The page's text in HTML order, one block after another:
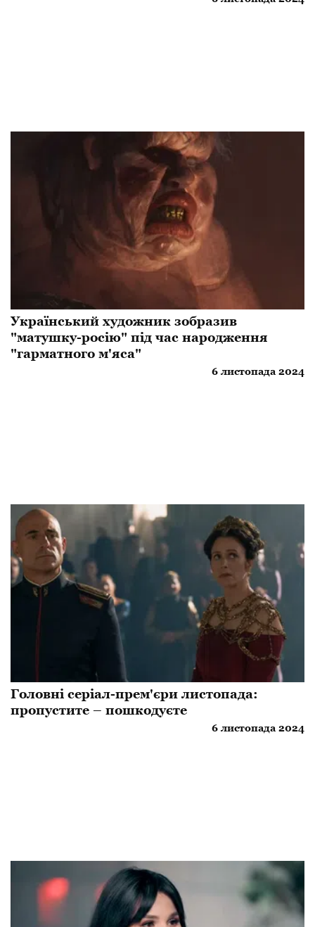
Український художник зобразив
"матушку-росію" під час народження
"гарматного м'яса"
6 листопада 2024
Головні серіал-прем'єри листопада:
пропустите – пошкодуєте
6 листопада 2024